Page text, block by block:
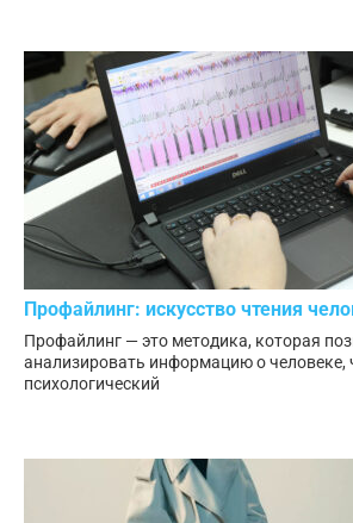
Профайлинг: искусство чтения
Профайлинг — это методика, которая
анализировать информацию о человеке,
психологический